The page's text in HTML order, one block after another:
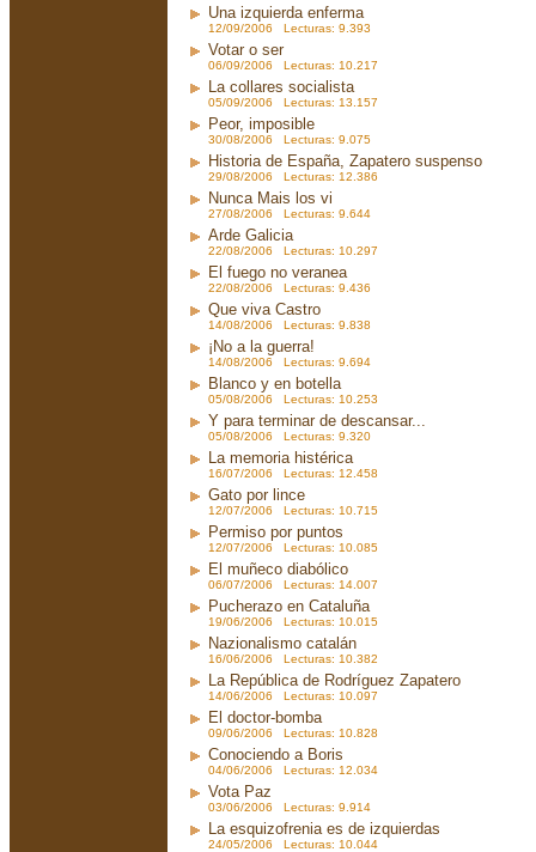
Una izquierda enferma
12/09/2006 Lecturas: 9.393
Votar o ser
06/09/2006 Lecturas: 10.217
La collares socialista
05/09/2006 Lecturas: 13.157
Peor, imposible
30/08/2006 Lecturas: 9.075
Historia de España, Zapatero suspenso
29/08/2006 Lecturas: 12.386
Nunca Mais los vi
27/08/2006 Lecturas: 9.644
Arde Galicia
22/08/2006 Lecturas: 10.297
El fuego no veranea
22/08/2006 Lecturas: 9.436
Que viva Castro
14/08/2006 Lecturas: 9.838
¡No a la guerra!
14/08/2006 Lecturas: 9.694
Blanco y en botella
05/08/2006 Lecturas: 10.253
Y para terminar de descansar...
05/08/2006 Lecturas: 9.320
La memoria histérica
16/07/2006 Lecturas: 12.458
Gato por lince
12/07/2006 Lecturas: 10.715
Permiso por puntos
12/07/2006 Lecturas: 10.085
El muñeco diabólico
06/07/2006 Lecturas: 14.007
Pucherazo en Cataluña
19/06/2006 Lecturas: 10.015
Nazionalismo catalán
16/06/2006 Lecturas: 10.382
La República de Rodríguez Zapatero
14/06/2006 Lecturas: 10.097
El doctor-bomba
09/06/2006 Lecturas: 10.828
Conociendo a Boris
04/06/2006 Lecturas: 12.034
Vota Paz
03/06/2006 Lecturas: 9.914
La esquizofrenia es de izquierdas
24/05/2006 Lecturas: 10.044